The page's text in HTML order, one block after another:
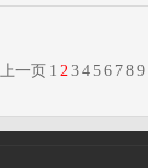
上一页 1 2 3 4 5 6 7 8 9